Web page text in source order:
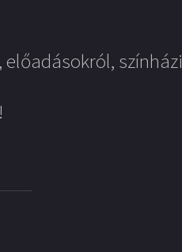
színházi